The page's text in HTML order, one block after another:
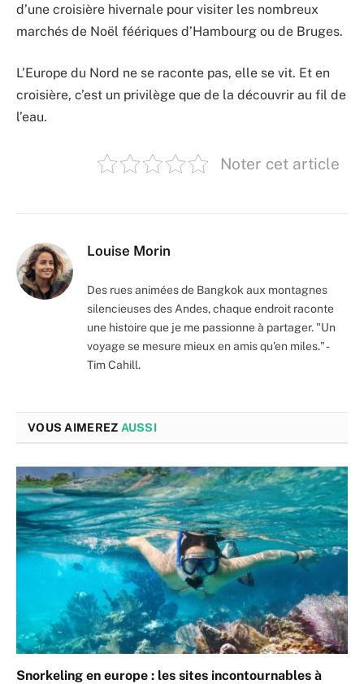
d’une croisière hivernale pour visiter les nombreux
marchés de Noël féériques d’Hambourg ou de Bruges.
L’Europe du Nord ne se raconte pas, elle se vit. Et en
croisière, c’est un privilège que de la découvrir au fil de
l’eau.
Noter cet article
Louise Morin
Des rues animées de Bangkok aux montagnes
silencieuses des Andes, chaque endroit raconte
une histoire que je me passionne à partager. "Un
voyage se mesure mieux en amis qu'en miles." -
Tim Cahill.
VOUS AIMEREZ AUSSI
Snorkeling en europe : les sites incontournables à